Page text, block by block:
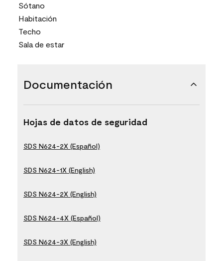
Sótano
Habitación
Techo
Sala de estar
Documentación
Hojas de datos de seguridad
SDS N624-2X (Español)
SDS N624-1X (English)
SDS N624-2X (English)
SDS N624-4X (Español)
SDS N624-3X (English)